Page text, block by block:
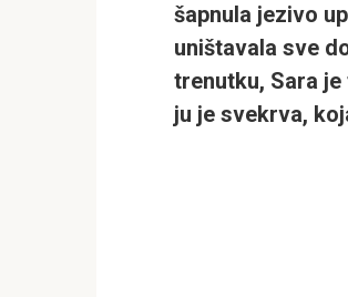
šapnula jezivo
uništavala sve
trenutku, Sara
ju je svekrva,